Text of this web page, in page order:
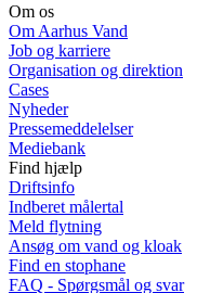
Om os
Om Aarhus Vand
Job og karriere
Organisation og direktion
Cases
Nyheder
Pressemeddelelser
Mediebank
Find hjælp
Driftsinfo
Indberet målertal
Meld flytning
Ansøg om vand og kloak
Find en stophane
FAQ - Spørgsmål og svar